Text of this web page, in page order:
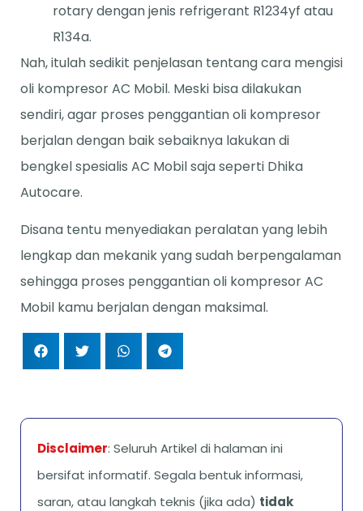
rotary dengan jenis refrigerant R1234yf atau
R134a.
Nah, itulah sedikit penjelasan tentang cara mengisi
oli kompresor AC Mobil. Meski bisa dilakukan
sendiri, agar proses penggantian oli kompresor
berjalan dengan baik sebaiknya lakukan di
bengkel spesialis AC Mobil saja seperti Dhika
Autocare.
Disana tentu menyediakan peralatan yang lebih
lengkap dan mekanik yang sudah berpengalaman
sehingga proses penggantian oli kompresor AC
Mobil kamu berjalan dengan maksimal.
Disclaimer: Seluruh Artikel di halaman ini
bersifat informatif. Segala bentuk informasi,
saran, atau langkah teknis (jika ada) tidak